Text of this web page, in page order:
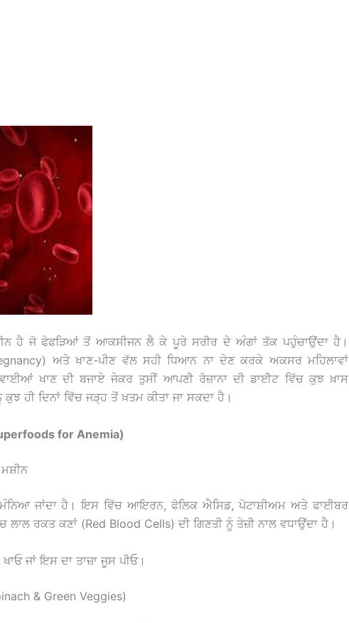
ਹੈ ਜੋ ਫੇਫੜਿਆਂ ਤੋਂ ਆਕਸੀਜਨ ਲੈ ਕੇ ਪੂਰੇ ਸਰੀਰ ਦੇ ਅੰਗਾਂ ਤੱਕ ਪਹੁੰਚਾਉਂਦਾ ਹੈ।
ਅਤੇ ਖਾਣ-ਪੀਣ ਵੱਲ ਸਹੀ ਧਿਆਨ ਨਾ ਦੇਣ ਕਰਕੇ ਅਕਸਰ ਮਹਿਲਾਵਾਂ
ਖਾਣ ਦੀ ਬਜਾਏ ਜੇਕਰ ਤੁਸੀਂ ਆਪਣੀ ਰੋਜ਼ਾਨਾ ਦੀ ਡਾਈਟ ਵਿੱਚ ਕੁਝ ਖ਼ਾਸ
ਹੀ ਦਿਨਾਂ ਵਿੱਚ ਜੜ੍ਹ ਤੋਂ ਖ਼ਤਮ ਕੀਤਾ ਜਾ ਸਕਦਾ ਹੈ।
for Anemia)
ਜਾਂਦਾ ਹੈ। ਇਸ ਵਿੱਚ ਆਇਰਨ, ਫੋਲਿਕ ਐਸਿਡ, ਪੋਟਾਸ਼ੀਅਮ ਅਤੇ ਫਾਈਬਰ
ਰਕਤ ਕਣਾਂ (Red Blood Cells) ਦੀ ਗਿਣਤੀ ਨੂੰ ਤੇਜ਼ੀ ਨਾਲ ਵਧਾਉਂਦਾ ਹੈ।
ਜਾਂ ਇਸ ਦਾ ਤਾਜ਼ਾ ਜੂਸ ਪੀਓ।
& Green Veggies)